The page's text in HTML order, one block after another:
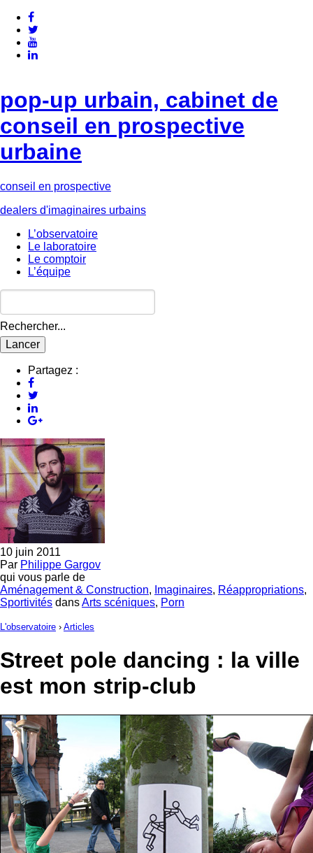
pop-up urbain, cabinet de
conseil en prospective
urbaine
conseil en prospective
dealers d'imaginaires urbains
L’observatoire
Le laboratoire
Le comptoir
L’équipe
Rechercher...
Partagez :
10 juin 2011
Par Philippe Gargov
qui vous parle de
Aménagement & Construction, Imaginaires, Réappropriations,
Sportivités dansArts scéniques, Porn
L'observatoire › Articles
Street pole dancing : la ville
est mon strip-club